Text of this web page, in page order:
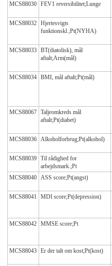
MCS88030 FEV1 reversibilitet;Lunge
MCS88032 Hjertesvigts
funktionskl.;Pt(NYHA)
MCS88033 BT(diatolisk), mål
aftalt;Arm(mål)
MCS88034 BMI, mål aftalt;Pt(mål)
MCS88067 Taljeomkreds mål
aftalt;Pt(diabet)
MCS88036 Alkoholforbrug;Pt(alkohol)
MCS88039 Til rådighed for
arbejdsmark.;Pt
MCS88040 ASS score;Pt(angst)
MCS88041
MDI score;Pt(depression)
MCS88042 MMSE score;Pt
MCS88043 Er der talt om kost;Pt(kost)